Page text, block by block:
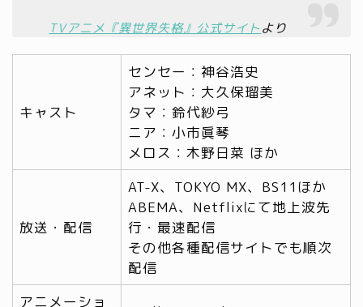
TVアニメ『異世界失格』公式サイトより
キャスト
センセー：神谷浩史
アネット：大久保瑠美
タマ：鈴代紗弓
ニア：小市眞琴
メロス：木野日菜 ほか
放送・配信
AT-X、TOKYO MX、BS11ほか
ABEMA、Netflixにて地上波先
行・最速配信
その他各種配信サイトでも順次
配信
アニメーショ